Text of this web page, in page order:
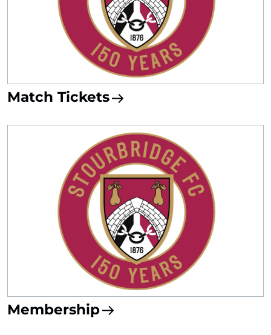
Match Tickets
Membership